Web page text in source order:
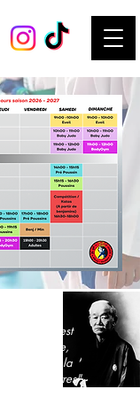
du judo n’est
ou la défaite,
de soi et la
aux autres"